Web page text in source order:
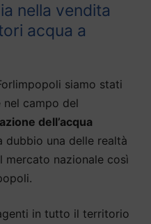
nella vendita
acqua a
siamo stati
nel campo del
dell’acqua
dubbio una delle realtà
mercato nazionale così
in tutto il territorio